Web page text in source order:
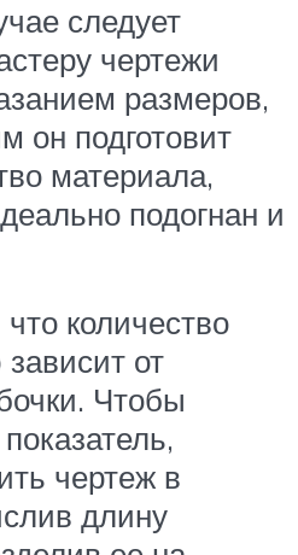
следует
чертежи
размеров,
он подготовит
материала,
подогнан и
количество
от
Чтобы
чертеж в
длину